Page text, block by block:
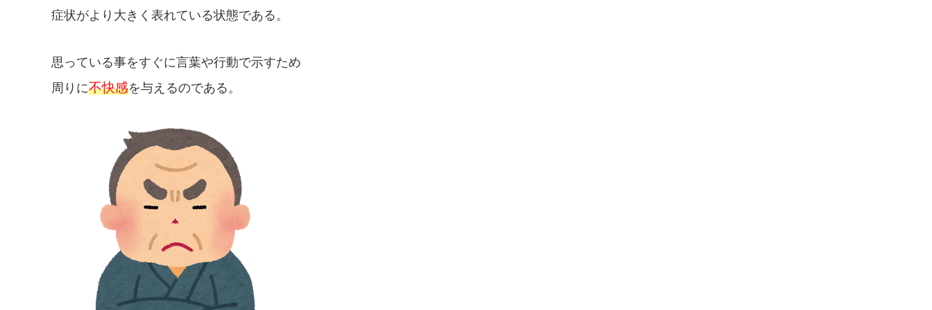
症状がより大きく表れている状態である。
思っている事をすぐに言葉や行動で示すため
周りに不快感を与えるのである。